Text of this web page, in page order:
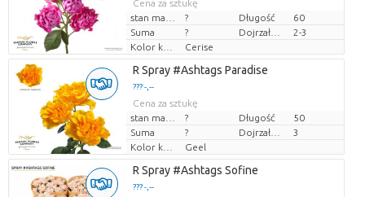
Cena za sztukę
? Długość
60
Suma
?
2-3
Kolor kwiatów
Cerise
R Spray #Ashtags Paradise
??? -,--
Cena za sztukę
? Długość
50
Suma
?
3
Kolor kwiatów
Geel
R Spray #Ashtags Sofine
??? -,--